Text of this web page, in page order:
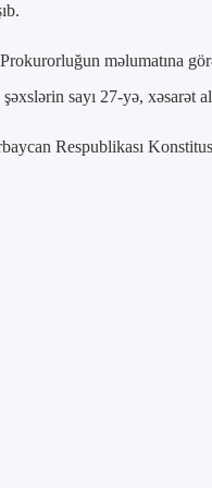
məlumatına
sayı 27-yə, xəsarət
Respublikası